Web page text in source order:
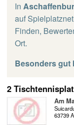
In
auf
Finden,
Ort.
Besonders gut
2
Am
63739